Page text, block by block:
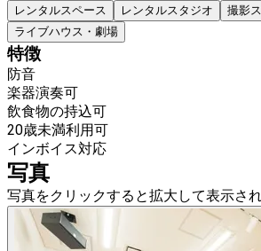
レンタルスペース レンタルスタジオ 撮影
ライブハウス・劇場
特徴
防音
楽器演奏可
飲食物の持込可
20歳未満利用可
インボイス対応
写真
写真をクリックすると拡大して表示され